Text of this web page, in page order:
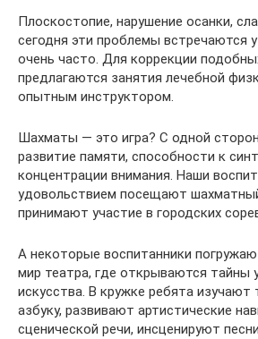
Плоскостопие, нарушение осанки,
сегодня эти проблемы встречаются
очень часто. Для коррекции
предлагаются занятия лечебной
опытным инструктором.
Шахматы — это игра? С одной
развитие памяти, способности к
концентрации внимания. Наши
удовольствием посещают
принимают участие в городских
А некоторые воспитанники
мир театра, где открываются тайны
искусства. В кружке ребята изучают
азбуку, развивают артистические
сценической речи, инсценируют